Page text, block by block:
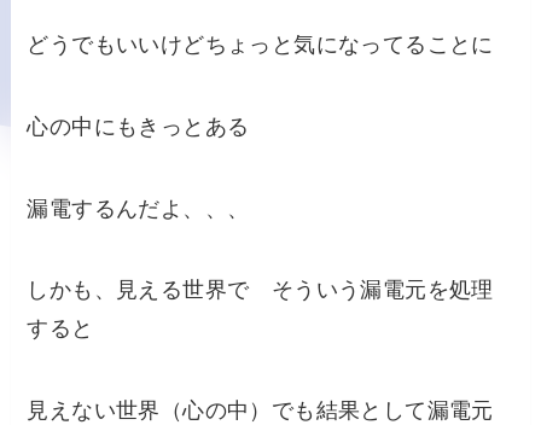
どうでもいいけどちょっと気になってることに
心の中にもきっとある
漏電するんだよ、、、
しかも、見える世界で そういう漏電元を処理
すると
見えない世界（心の中）でも結果として漏電元